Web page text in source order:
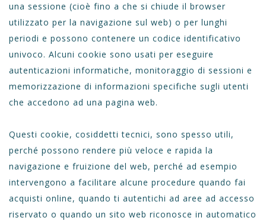
una sessione (cioè fino a che si chiude il browser
utilizzato per la navigazione sul web) o per lunghi
periodi e possono contenere un codice identificativo
univoco. Alcuni cookie sono usati per eseguire
autenticazioni informatiche, monitoraggio di sessioni e
memorizzazione di informazioni specifiche sugli utenti
che accedono ad una pagina web.
Questi cookie, cosiddetti tecnici, sono spesso utili,
perché possono rendere più veloce e rapida la
navigazione e fruizione del web, perché ad esempio
intervengono a facilitare alcune procedure quando fai
acquisti online, quando ti autentichi ad aree ad accesso
riservato o quando un sito web riconosce in automatico